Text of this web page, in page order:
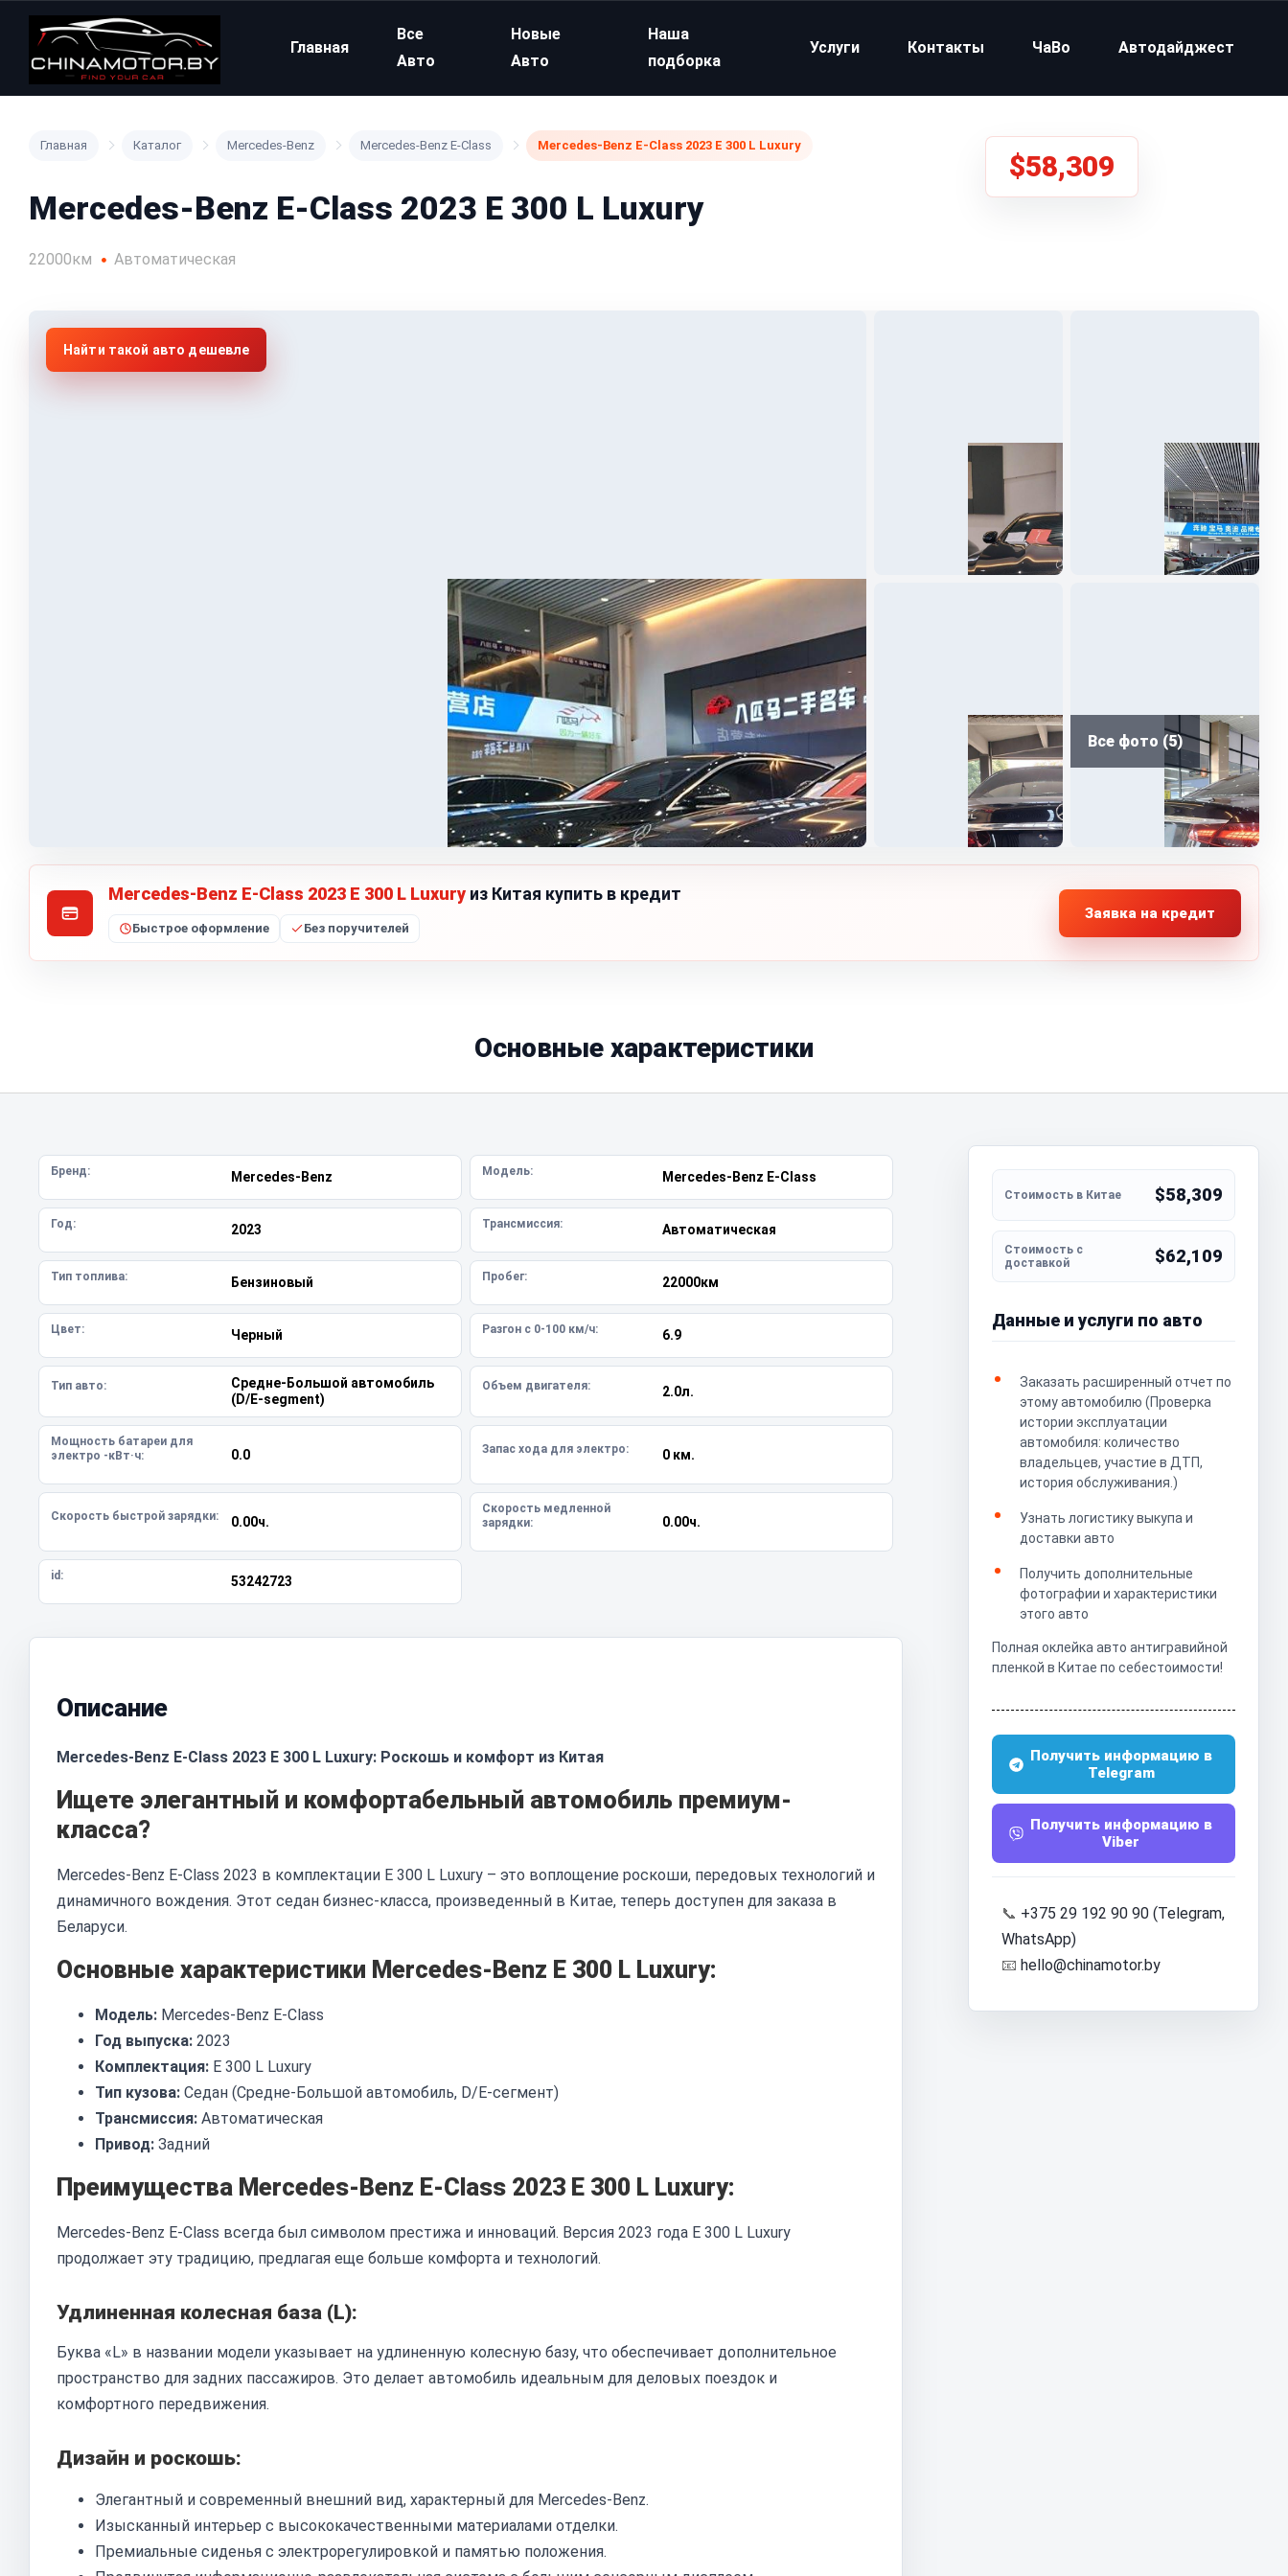
Главная
Все
Авто
Новые
Авто
Наша
подборка
Услуги Контакты ЧаВо Автодайджест
Главная Каталог Mercedes-Benz Mercedes-Benz E-Class Mercedes-Benz E-Class 2023 E 300 L Luxury
Mercedes-Benz E-Class 2023 E 300 L Luxury
22000км Автоматическая
$58,309
Все фото (5)
Найти такой авто дешевле
Mercedes-Benz E-Class 2023 E 300 L Luxury из Китая купить в кредит
Быстрое оформление Без поручителей
Заявка на кредит
Основные характеристики
Бренд: Mercedes-Benz Модель: Mercedes-Benz E-Class
Год: 2023 Трансмиссия: Автоматическая
Тип топлива: Бензиновый Пробег: 22000км
Цвет: Черный Разгон с 0-100 км/ч: 6.9
Тип авто:
Средне-Большой автомобиль
(D/E-segment)
Объем двигателя: 2.0л.
Мощность батареи для
электро -кВт·ч:
0.0 Запас хода для электро: 0 км.
Скорость быстрой зарядки: 0.00ч.
Скорость медленной
зарядки:
0.00ч.
id: 53242723
Описание
Mercedes-Benz E-Class 2023 E 300 L Luxury: Роскошь и комфорт из Китая
Ищете элегантный и комфортабельный автомобиль премиум-
класса?
Mercedes-Benz E-Class 2023 в комплектации E 300 L Luxury – это воплощение роскоши, передовых технологий и
динамичного вождения. Этот седан бизнес-класса, произведенный в Китае, теперь доступен для заказа в
Беларуси.
Основные характеристики Mercedes-Benz E 300 L Luxury:
Модель: Mercedes-Benz E-Class
Год выпуска: 2023
Комплектация: E 300 L Luxury
Тип кузова: Седан (Средне-Большой автомобиль, D/E-сегмент)
Трансмиссия: Автоматическая
Привод: Задний
Преимущества Mercedes-Benz E-Class 2023 E 300 L Luxury:
Mercedes-Benz E-Class всегда был символом престижа и инноваций. Версия 2023 года E 300 L Luxury
продолжает эту традицию, предлагая еще больше комфорта и технологий.
Удлиненная колесная база (L):
Буква «L» в названии модели указывает на удлиненную колесную базу, что обеспечивает дополнительное
пространство для задних пассажиров. Это делает автомобиль идеальным для деловых поездок и
комфортного передвижения.
Дизайн и роскошь:
Элегантный и современный внешний вид, характерный для Mercedes-Benz.
Изысканный интерьер с высококачественными материалами отделки.
Премиальные сиденья с электрорегулировкой и памятью положения.
$58,309
$62,109
Данные и услуги по авто
Заказать расширенный отчет по
этому автомобилю (Проверка
истории эксплуатации
автомобиля: количество
владельцев, участие в ДТП,
история обслуживания.)
Узнать логистику выкупа и
доставки авто
Получить дополнительные
фотографии и характеристики
этого авто
Полная оклейка авто антигравийной
пленкой в Китае по себестоимости!
Получить информацию в
Telegram
Получить информацию в
Viber
📞 +375 29 192 90 90 (Telegram,
WhatsApp)
📧 hello@chinamotor.by